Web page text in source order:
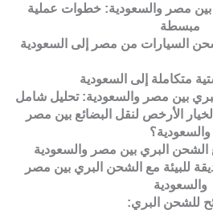
بين مصر والسعودية: خطوات عملية
مبسطة
السيارات من مصر إلى السعودية
متكاملة إلى السعودية
بين مصر والسعودية: تحليل شامل
الأرخص لنقل البضائع بين مصر
والسعودية؟
البري بين مصر والسعودية
للبيئة مع الشحن البري بين مصر
والسعودية
للشحن البري: